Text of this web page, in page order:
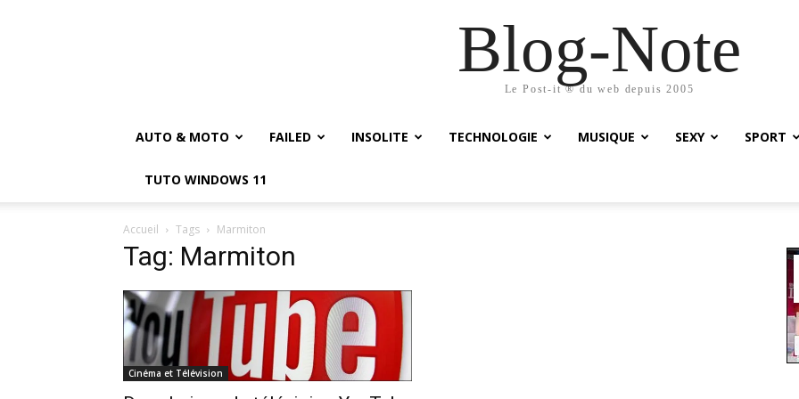
Blog-Note
Le Post-it ® du web depuis 2005
AUTO & MOTO FAILED INSOLITE TECHNOLOGIE MUSIQUE SEXY SPORT
TUTO WINDOWS 11
Accueil Tags Marmiton
Tag: Marmiton
Cinéma et Télévision